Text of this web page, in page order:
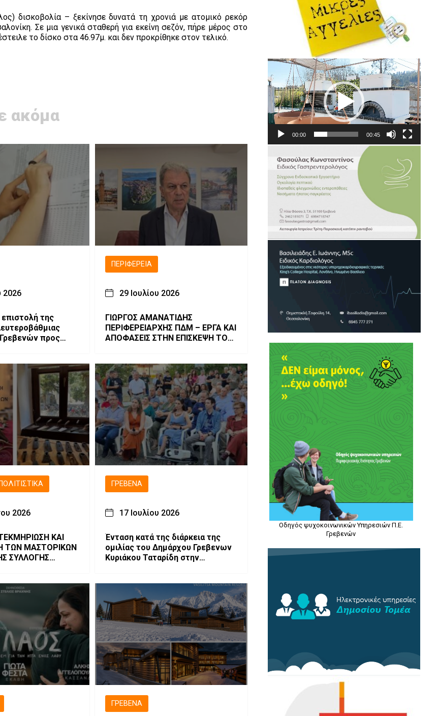
δισκοβολία – ξεκίνησε δυνατά τη χρονιά με ατομικό ρεκόρ
Σε μια γενικά σταθερή για εκείνη σεζόν, πήρε μέρος στο
το δίσκο στα 46.97μ. και δεν προκρίθηκε στον τελικό.
ακόμα
2026
επιστολή της
προς
ΠΕΡΙΦΈΡΕΙΑ
29 Ιουλίου 2026
ΓΙΩΡΓΟΣ ΑΜΑΝΑΤΙΔΗΣ
ΠΕΡΙΦΕΡΕΙΑΡΧΗΣ ΠΔΜ – ΕΡΓΑ ΚΑΙ
ΑΠΟΦΑΣΕΙΣ ΣΤΗΝ ΕΠΙΣΚΕΨΗ ΤΟΥ
ΠΟΛΙΤΙΣΤΙΚΆ
2026
ΚΑΙ
ΤΩΝ ΜΑΣΤΟΡΙΚΩΝ
ΣΥΛΛΟΓΗΣ
ΓΡΕΒΕΝΆ
17 Ιουλίου 2026
Ένταση κατά της διάρκεια της
ομιλίας του Δημάρχου Γρεβενων
Κυριάκου Ταταρίδη στην
ΓΡΕΒΕΝΆ
Πρόγραμμα
Αναπαραγωγής
Βίντεο
00:00 00:45
Οδηγός ψυχοκοινωνικών Υπηρεσιών Π.Ε.
Γρεβενών